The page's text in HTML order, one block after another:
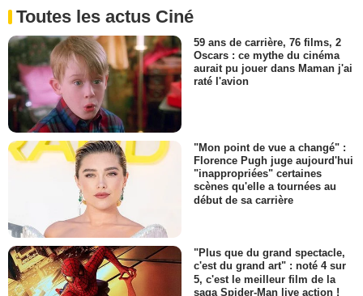
Toutes les actus Ciné
59 ans de carrière, 76 films, 2
Oscars : ce mythe du cinéma
aurait pu jouer dans Maman j'ai
raté l'avion
"Mon point de vue a changé" :
Florence Pugh juge aujourd'hui
"inappropriées" certaines
scènes qu'elle a tournées au
début de sa carrière
"Plus que du grand spectacle,
c'est du grand art" : noté 4 sur
5, c'est le meilleur film de la
saga Spider-Man live action !